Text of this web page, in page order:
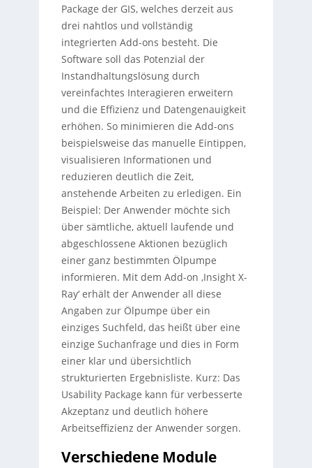
Package der GIS, welches derzeit aus
drei nahtlos und vollständig
integrierten Add-ons besteht. Die
Software soll das Potenzial der
Instandhaltungslösung durch
vereinfachtes Interagieren erweitern
und die Effizienz und Datengenauigkeit
erhöhen. So minimieren die Add-ons
beispielsweise das manuelle Eintippen,
visualisieren Informationen und
reduzieren deutlich die Zeit,
anstehende Arbeiten zu erledigen. Ein
Beispiel: Der Anwender möchte sich
über sämtliche, aktuell laufende und
abgeschlossene Aktionen bezüglich
einer ganz bestimmten Ölpumpe
informieren. Mit dem Add-on ‚Insight X-
Ray‘ erhält der Anwender all diese
Angaben zur Ölpumpe über ein
einziges Suchfeld, das heißt über eine
einzige Suchanfrage und dies in Form
einer klar und übersichtlich
strukturierten Ergebnisliste. Kurz: Das
Usability Package kann für verbesserte
Akzeptanz und deutlich höhere
Arbeitseffizienz der Anwender sorgen.
Verschiedene Module